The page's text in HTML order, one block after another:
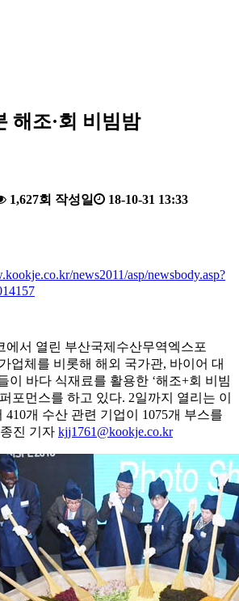
해조·회 비빔밤
1,627회 작성일 18-10-31 13:33
news2011/asp/newsbody.asp?
에서 열린 부산국제수산무역엑스포
업체를 비롯해 해외 국가관, 바이어 대
이 바다 식재료를 활용한 ‘해조+회 비빔
포먼스를 하고 있다. 2일까지 열리는 이
410개 수산 관련 기업이 1075개 부스를
진 기자 kjj1761@kookje.co.kr